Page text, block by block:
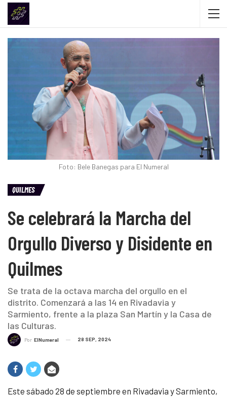
Foto: Bele Banegas para El Numeral
QUILMES
Se celebrará la Marcha del
Orgullo Diverso y Disidente en
Quilmes
Se trata de la octava marcha del orgullo en el
distrito. Comenzará a las 14 en Rivadavia y
Sarmiento, frente a la plaza San Martín y la Casa de
las Culturas.
Por ElNumeral 28 SEP, 2024
Este sábado 28 de septiembre en Rivadavia y Sarmiento,